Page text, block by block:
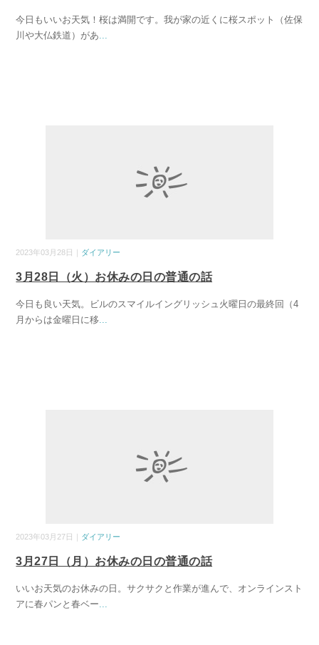
今日もいいお天気！桜は満開です。我が家の近くに桜スポット（佐保
川や大仏鉄道）があ...
2023年03月28日｜ ダイアリー
3月28日（火）お休みの日の普通の話
今日も良い天気。ビルのスマイルイングリッシュ火曜日の最終回（4
月からは金曜日に移...
2023年03月27日｜ ダイアリー
3月27日（月）お休みの日の普通の話
いいお天気のお休みの日。サクサクと作業が進んで、オンラインスト
アに春パンと春ベー...